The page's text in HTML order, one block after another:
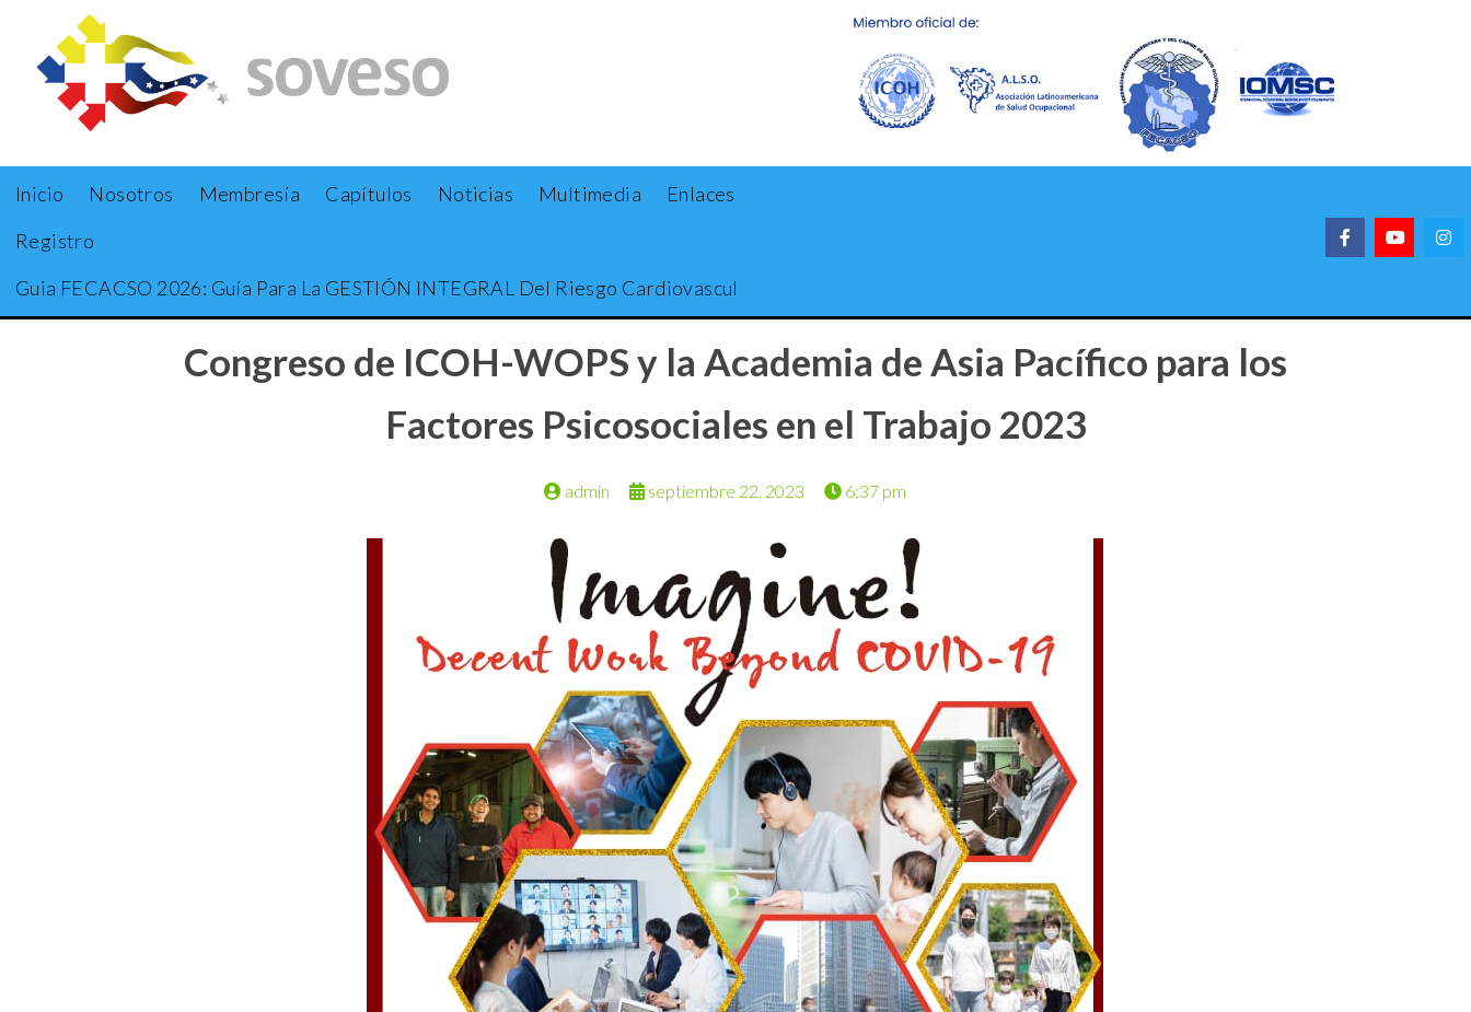
Inicio Nosotros Membresía Capítulos Noticias Multimedia Enlaces
Registro
Guia FECACSO 2026: Guía Para La GESTIÓN INTEGRAL Del Riesgo Cardiovascular En El Trabajo
Congreso de ICOH-WOPS y la Academia de Asia Pacífico para los
Factores Psicosociales en el Trabajo 2023
admin septiembre 22, 2023 6:37 pm